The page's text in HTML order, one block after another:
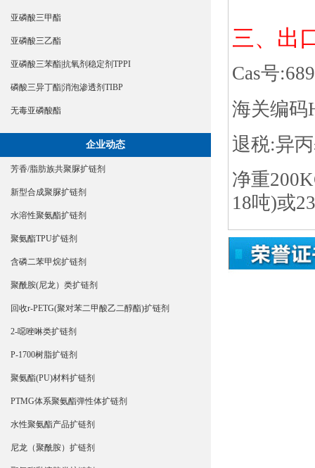
三、出
Cas号
海关编码
退税:异
净重
18吨)或
亚磷酸三甲酯
亚磷酸三乙酯
亚磷酸三苯酯|抗氧剂稳定剂TPPI
磷酸三异丁酯|消泡渗透剂TIBP
无毒亚磷酸酯
企业动态
芳香/脂肪族共聚脲扩链剂
新型合成聚脲扩链剂
水溶性聚氨酯扩链剂
聚氨酯TPU扩链剂
含磷二苯甲烷扩链剂
聚酰胺(尼龙）类扩链剂
回收r-PETG(聚对苯二甲酸乙二醇酯)扩链剂
2-噁唑啉类扩链剂
P-1700树脂扩链剂
聚氨酯(PU)材料扩链剂
PTMG体系聚氨酯弹性体扩链剂
水性聚氨酯产品扩链剂
尼龙（聚酰胺）扩链剂